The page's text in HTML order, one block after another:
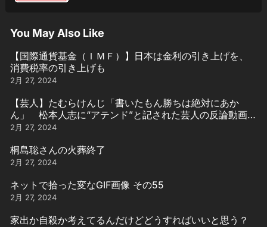
You May Also Like
【国際通貨基金（ＩＭＦ）】日本は金利の引き上げを、
消費税率の引き上げも
2月 27, 2024
【芸人】たむらけんじ「書いたもん勝ちは絶対にあか
ん」 松本人志に“アテンド”と記された芸人の反論動画引
用
2月 27, 2024
桐島聡さんの火葬終了
2月 27, 2024
ネットで拾った変なGIF画像 その55
2月 27, 2024
家出か自殺か考えてるんだけどどうすればいいと思う？